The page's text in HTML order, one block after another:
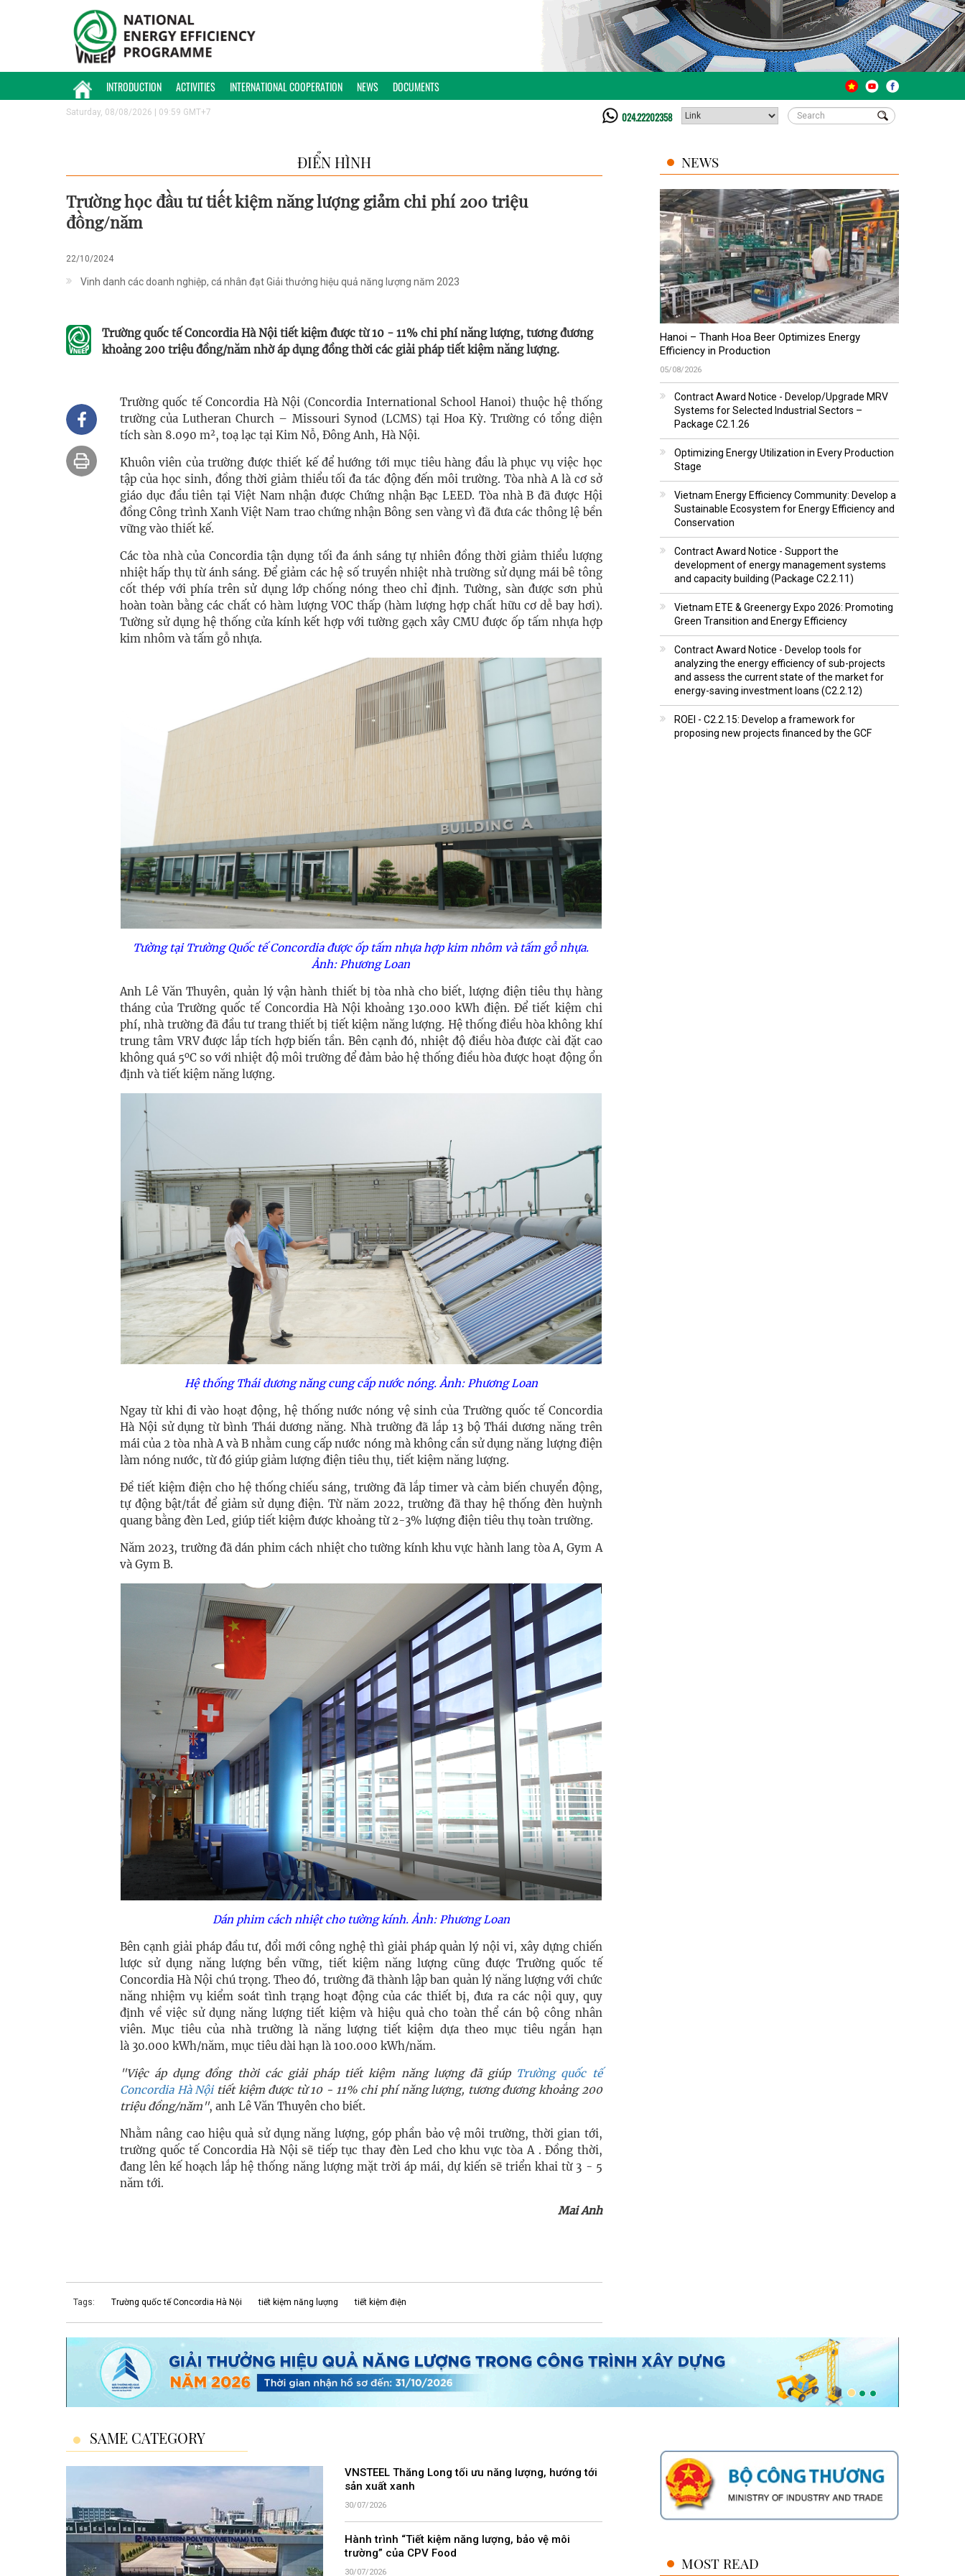
INTRODUCTION ACTIVITIES INTERNATIONAL COOPERATION NEWS DOCUMENTS
Saturday, 08/08/2026 | 09:59 GMT+7 024.22202358
ĐIỂN HÌNH
Trường học đầu tư tiết kiệm năng lượng giảm chi phí 200 triệu
đồng/năm
22/10/2024
Vinh danh các doanh nghiệp, cá nhân đạt Giải thưởng hiệu quả năng lượng năm 2023
Trường quốc tế Concordia Hà Nội tiết kiệm được từ 10 - 11% chi phí năng lượng, tương đương
khoảng 200 triệu đồng/năm nhờ áp dụng đồng thời các giải pháp tiết kiệm năng lượng.
Trường quốc tế Concordia Hà Nội (Concordia International School Hanoi) thuộc hệ thống
trường của Lutheran Church – Missouri Synod (LCMS) tại Hoa Kỳ. Trường có tổng diện
tích sàn 8.090 m2, toạ lạc tại Kim Nỗ, Đông Anh, Hà Nội.
Khuôn viên của trường được thiết kế để hướng tới mục tiêu hàng đầu là phục vụ việc học
tập của học sinh, đồng thời giảm thiểu tối đa tác động đến môi trường. Tòa nhà A là cơ sở
giáo dục đầu tiên tại Việt Nam nhận được Chứng nhận Bạc LEED. Tòa nhà B đã được Hội
đồng Công trình Xanh Việt Nam trao chứng nhận Bông sen vàng vì đã đưa các thông lệ bền
vững vào thiết kế.
Các tòa nhà của Concordia tận dụng tối đa ánh sáng tự nhiên đồng thời giảm thiểu lượng
nhiệt hấp thụ từ ánh sáng. Để giảm các hệ số truyền nhiệt nhà trường sử dụng mái bê tông
cốt thép với phía trên sử dụng lớp chống nóng theo chỉ định. Tường, sàn được sơn phủ
hoàn toàn bằng các chất có hàm lượng VOC thấp (hàm lượng hợp chất hữu cơ dễ bay hơi).
Tường sử dụng hệ thống cửa kính kết hợp với tường gạch xây CMU được ốp tấm nhựa hợp
kim nhôm và tấm gỗ nhựa.
Tường tại Trường Quốc tế Concordia được ốp tấm nhựa hợp kim nhôm và tấm gỗ nhựa.
Ảnh: Phương Loan
Anh Lê Văn Thuyên, quản lý vận hành thiết bị tòa nhà cho biết, lượng điện tiêu thụ hàng
tháng của Trường quốc tế Concordia Hà Nội khoảng 130.000 kWh điện. Để tiết kiệm chi
phí, nhà trường đã đầu tư trang thiết bị tiết kiệm năng lượng. Hệ thống điều hòa không khí
trung tâm VRV được lắp tích hợp biến tần. Bên cạnh đó, nhiệt độ điều hòa được cài đặt cao
không quá 5oC so với nhiệt độ môi trường để đảm bảo hệ thống điều hòa được hoạt động ổn
định và tiết kiệm năng lượng.
Hệ thống Thái dương năng cung cấp nước nóng. Ảnh: Phương Loan
Ngay từ khi đi vào hoạt động, hệ thống nước nóng vệ sinh của Trường quốc tế Concordia
Hà Nộisử dụng từ bình Thái dương năng. Nhà trường đã lắp 13 bộTháidương năng trên
mái của 2 tòa nhà A và Bnhằmcung cấp nước nóng mà không cần sử dụng năng lượng điện
làm nóng nước, từ đó giúp giảm lượng điện tiêu thụ, tiết kiệm năng lượng.
Đề tiết kiệm điện cho hệ thống chiếu sáng, trường đã lắp timer và cảm biến chuyển động,
tự động bật/tắt để giảm sử dụng điện. Từ năm 2022, trường đã thay hệ thống đèn huỳnh
quang bằng đèn Led, giúp tiết kiệm được khoảng từ 2-3% lượng điện tiêu thụ toàn trường.
Năm 2023, trường đã dán phim cách nhiệt cho tường kính khu vực hành lang tòa A, Gym A
và Gym B.
Dán phim cách nhiệt cho tường kính. Ảnh: Phương Loan
Bên cạnh giải pháp đầu tư, đổi mới công nghệ thì giải pháp quản lý nội vi, xây dựng chiến
lược sử dụng năng lượng bền vững, tiết kiệm năng lượng cũng được Trường quốc tế
Concordia Hà Nội chú trọng. Theo đó, trường đã thành lập ban quản lý năng lượng với chức
năng nhiệm vụ kiểm soát tình trạng hoạt động của các thiết bị, đưa ra các nội quy, quy
định về việc sử dụng năng lượng tiết kiệm và hiệu quả cho toàn thể cán bộ công nhân
viên. Mục tiêu của nhà trường là năng lượng tiết kiệm dựa theo mục tiêu ngắn hạn
là 30.000 kWh/năm, mục tiêu dài hạn là 100.000 kWh/năm.
"Việc áp dụng đồng thời các giải pháp tiết kiệm năng lượng đã giúp Trường quốc tế
Concordia Hà Nộitiết kiệm được từ 10 - 11% chi phí năng lượng, tương đương khoảng 200
triệu đồng/năm", anh Lê Văn Thuyên cho biết.
Nhằm nâng cao hiệu quả sử dụng năng lượng, góp phần bảo vệ môi trường, thời gian tới,
trường quốc tế Concordia Hà Nội sẽ tiếp tục thay đèn Led cho khu vực tòa A . Đồng thời,
đang lên kế hoạch lắp hệ thống năng lượng mặt trời áp mái, dự kiến sẽ triển khai từ 3 - 5
năm tới.
Mai Anh
Tags: Trường quốc tế Concordia Hà Nội tiết kiệm năng lượng tiết kiệm điện
NEWS
Hanoi – Thanh Hoa Beer Optimizes Energy
Efficiency in Production
05/08/2026
Contract Award Notice - Develop/Upgrade MRV
Systems for Selected Industrial Sectors –
Package C2.1.26
Optimizing Energy Utilization in Every Production
Stage
Vietnam Energy Efficiency Community: Develop a
Sustainable Ecosystem for Energy Efficiency and
Conservation
Contract Award Notice - Support the
development of energy management systems
and capacity building (Package C2.2.11)
Vietnam ETE & Greenergy Expo 2026: Promoting
Green Transition and Energy Efficiency
Contract Award Notice - Develop tools for
analyzing the energy efficiency of sub-projects
and assess the current state of the market for
energy-saving investment loans (C2.2.12)
ROEI - C2.2.15: Develop a framework for
proposing new projects financed by the GCF
SAME CATEGORY
VNSTEEL Thăng Long tối ưu năng lượng, hướng tới
sản xuất xanh
30/07/2026
Hành trình “Tiết kiệm năng lượng, bảo vệ môi
trường” của CPV Food
MOST READ